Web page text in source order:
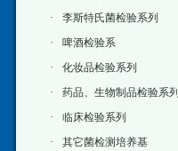
·
李斯特氏菌检验系列
·
啤酒检验系
·
化妆品检验系列
·
药品、生物制品检验系列
·
临床检验系列
·
其它菌检测培养基